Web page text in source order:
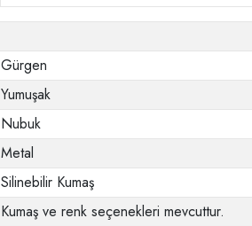
Gürgen
Yumuşak
Nubuk
Metal
Silinebilir Kumaş
Kumaş ve renk seçenekleri mevcuttur.